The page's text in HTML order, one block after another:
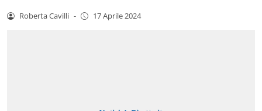
Roberta Cavilli - 17 Aprile 2024